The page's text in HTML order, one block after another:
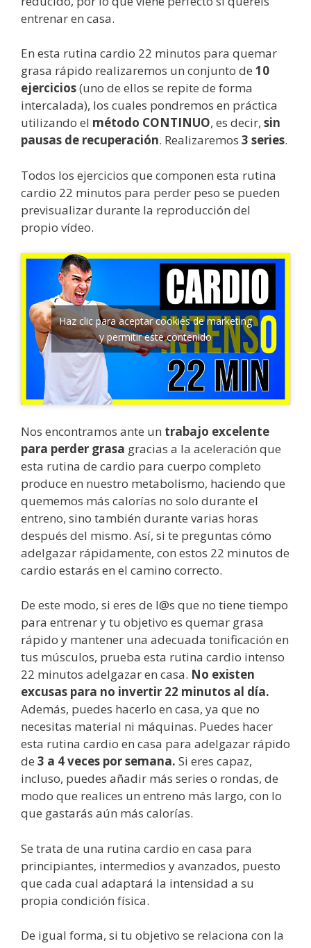
entrenar en casa.
En esta rutina cardio 22 minutos para quemar
grasa rápido realizaremos un conjunto de 10
ejercicios(uno de ellos se repite de forma
intercalada), los cuales pondremos en práctica
utilizando el método CONTINUO, es decir, sin
pausas de recuperación. Realizaremos 3 series.
Todos los ejercicios que componen esta rutina
cardio 22 minutos para perder peso se pueden
previsualizar durante la reproducción del
propio vídeo.
Haz clic para aceptar cookies de marketing
y permitir este contenido
Nos encontramos ante un trabajo excelente
para perder grasa gracias a la aceleración que
esta rutina de cardio para cuerpo completo
produce en nuestro metabolismo, haciendo que
quememos más calorías no solo durante el
entreno, sino también durante varias horas
después del mismo. Así, si te preguntas cómo
adelgazar rápidamente, con estos 22 minutos de
cardio estarás en el camino correcto.
De este modo, si eres de l@s que no tiene tiempo
para entrenar y tu objetivo es quemar grasa
rápido y mantener una adecuada tonificación en
tus músculos, prueba esta rutina cardio intenso
22 minutos adelgazar en casa. No existen
excusas para no invertir 22 minutos al día.
Además, puedes hacerlo en casa, ya que no
necesitas material ni máquinas. Puedes hacer
esta rutina cardio en casa para adelgazar rápido
de 3 a 4 veces por semana. Si eres capaz,
incluso, puedes añadir más series o rondas, de
modo que realices un entreno más largo, con lo
que gastarás aún más calorías.
Se trata de una rutina cardio en casa para
principiantes, intermedios y avanzados, puesto
que cada cual adaptará la intensidad a su
propia condición física.
De igual forma, si tu objetivo se relaciona con la